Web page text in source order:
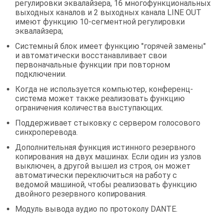
регулировки эквалайзера, 16 многофункциональных
выходных каналов и 2 выходных канала LINE OUT
имеют функцию 10-сегментной регулировки
эквалайзера;
Системный блок имеет функцию "горячей замены"
и автоматически восстанавливает свои
первоначальные функции при повторном
подключении.
Когда не используется компьютер, конференц-
система может также реализовать функцию
ограничения количества выступающих.
Поддерживает стыковку с сервером голосового
синхроперевода.
Дополнительная функция истинного резервного
копирования на двух машинах. Если один из узлов
выключен, а другой вышел из строя, он может
автоматически переключиться на работу с
ведомой машиной, чтобы реализовать функцию
двойного резервного копирования.
Модуль вывода аудио по протоколу DANTE.